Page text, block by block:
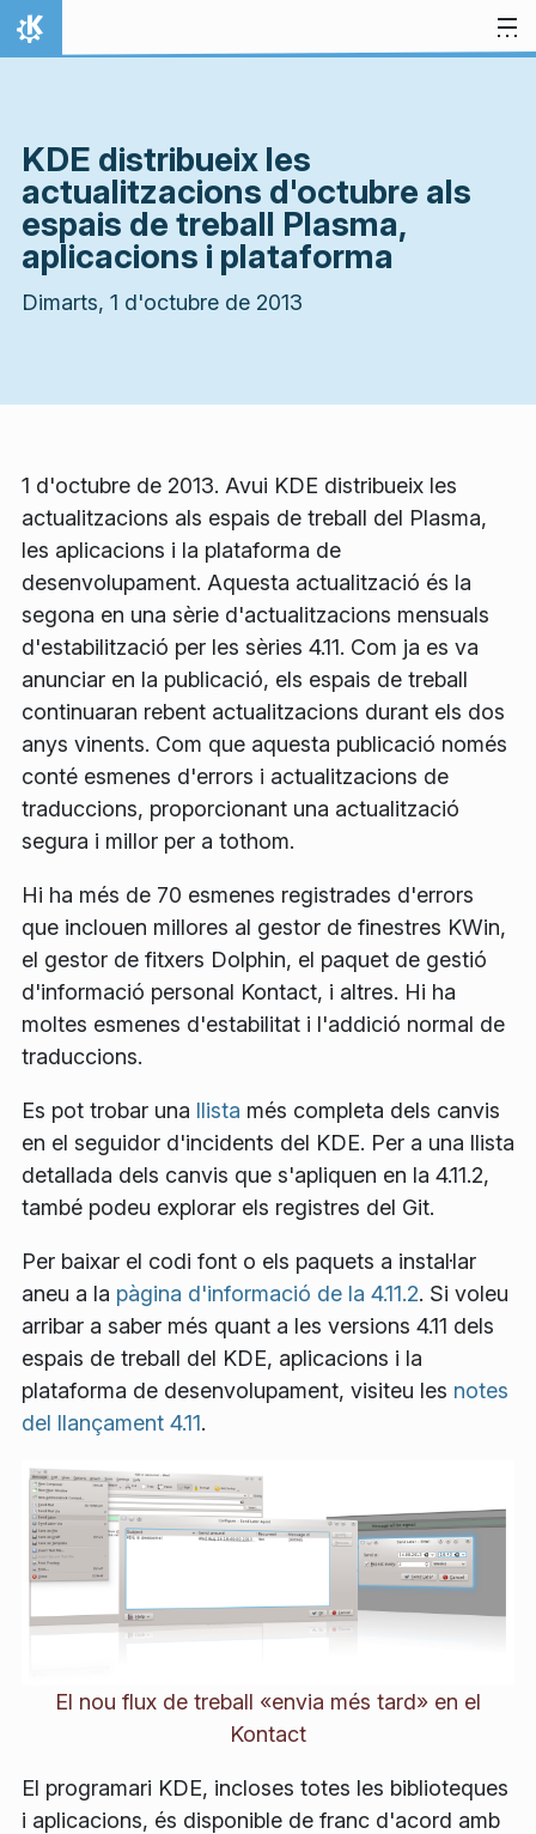
Salta al contingut
Inici
KDE distribueix les
actualitzacions d'octubre als
espais de treball Plasma,
aplicacions i plataforma
Dimarts, 1 d'octubre de 2013
1 d'octubre de 2013. Avui KDE distribueix les
actualitzacions als espais de treball del Plasma,
les aplicacions i la plataforma de
desenvolupament. Aquesta actualització és la
segona en una sèrie d'actualitzacions mensuals
d'estabilització per les sèries 4.11. Com ja es va
anunciar en la publicació, els espais de treball
continuaran rebent actualitzacions durant els dos
anys vinents. Com que aquesta publicació només
conté esmenes d'errors i actualitzacions de
traduccions, proporcionant una actualització
segura i millor per a tothom.
Hi ha més de 70 esmenes registrades d'errors
que inclouen millores al gestor de finestres KWin,
el gestor de fitxers Dolphin, el paquet de gestió
d'informació personal Kontact, i altres. Hi ha
moltes esmenes d'estabilitat i l'addició normal de
traduccions.
Es pot trobar una llista més completa dels canvis
en el seguidor d'incidents del KDE. Per a una llista
detallada dels canvis que s'apliquen en la 4.11.2,
també podeu explorar els registres del Git.
Per baixar el codi font o els paquets a instal·lar
aneu a la pàgina d'informació de la 4.11.2. Si voleu
arribar a saber més quant a les versions 4.11 dels
espais de treball del KDE, aplicacions i la
plataforma de desenvolupament, visiteu les notes
del llançament 4.11.
El nou flux de treball «envia més tard» en el
Kontact
El programari KDE, incloses totes les biblioteques
i aplicacions, és disponible de franc d'acord amb